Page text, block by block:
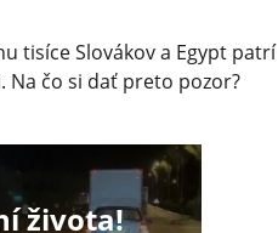
tisíce Slovákov a Egypt patrí
Na čo si dať preto pozor?
života!